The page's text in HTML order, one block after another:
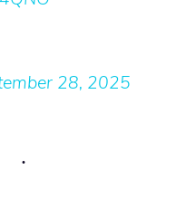
28, 2025